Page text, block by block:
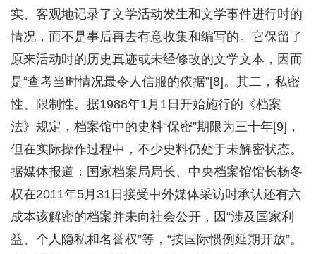
实、客观地记录了文学活动发生和文学事件进行时的
情况，而不是事后再去有意收集和编写的。它保留了
原来活动时的历史真迹或未经修改的文学文本，因而
是“查考当时情况最令人信服的依据”[8]。其二，私密
性、限制性。据1988年1月1日开始施行的《档案
法》规定，档案馆中的史料“保密”期限为三十年[9]，
但在实际操作过程中，不少史料仍处于未解密状态。
据媒体报道：国家档案局局长、中央档案馆馆长杨冬
权在2011年5月31日接受中外媒体采访时承认还有六
成本该解密的档案并未向社会公开，因“涉及国家利
益、个人隐私和名誉权”等，“按国际惯例延期开放”。